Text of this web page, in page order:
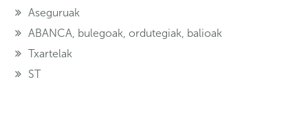
Aseguruak
ABANCA, bulegoak, ordutegiak, balioak
Txartelak
ST